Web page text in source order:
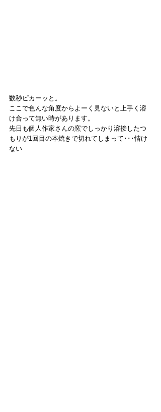
数秒ピカーッと。
ここで色んな角度からよーく見ないと上手く溶
け合って無い時があります。
先日も個人作家さんの窯でしっかり溶接したつ
もりが1回目の本焼きで切れてしまって･･･情け
ない